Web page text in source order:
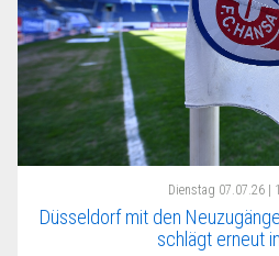
Dienstag 07.07.26 |
Düsseldorf mit den
schlägt erneut